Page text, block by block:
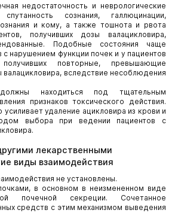
недостаточность и неврологические
сознания, галлюцинации,
и кому, а также тошнота и рвота
получивших дозы валацикловира,
Подобные состояния чаще
с нарушением функции почек и у пациентов
повторные, превышающие
вследствие несоблюдения
находиться под тщательным
признаков токсического действия.
усиливает удаление ацикловира из крови и
выбора при ведении пациентов с
лекарственными
виды взаимодействия
не установлены.
в основном в неизмененном виде
почечной секреции. Сочетанное
средств с этим механизмом выведения